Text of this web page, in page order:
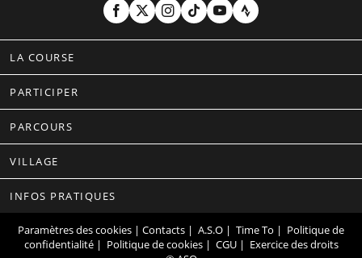
LA COURSE
PARTICIPER
PARCOURS
VILLAGE
INFOS PRATIQUES
Paramètres des cookies | Contacts | A.S.O | Time To | Politique de
confidentialité| Politique de cookies| CGU| Exercice des droits